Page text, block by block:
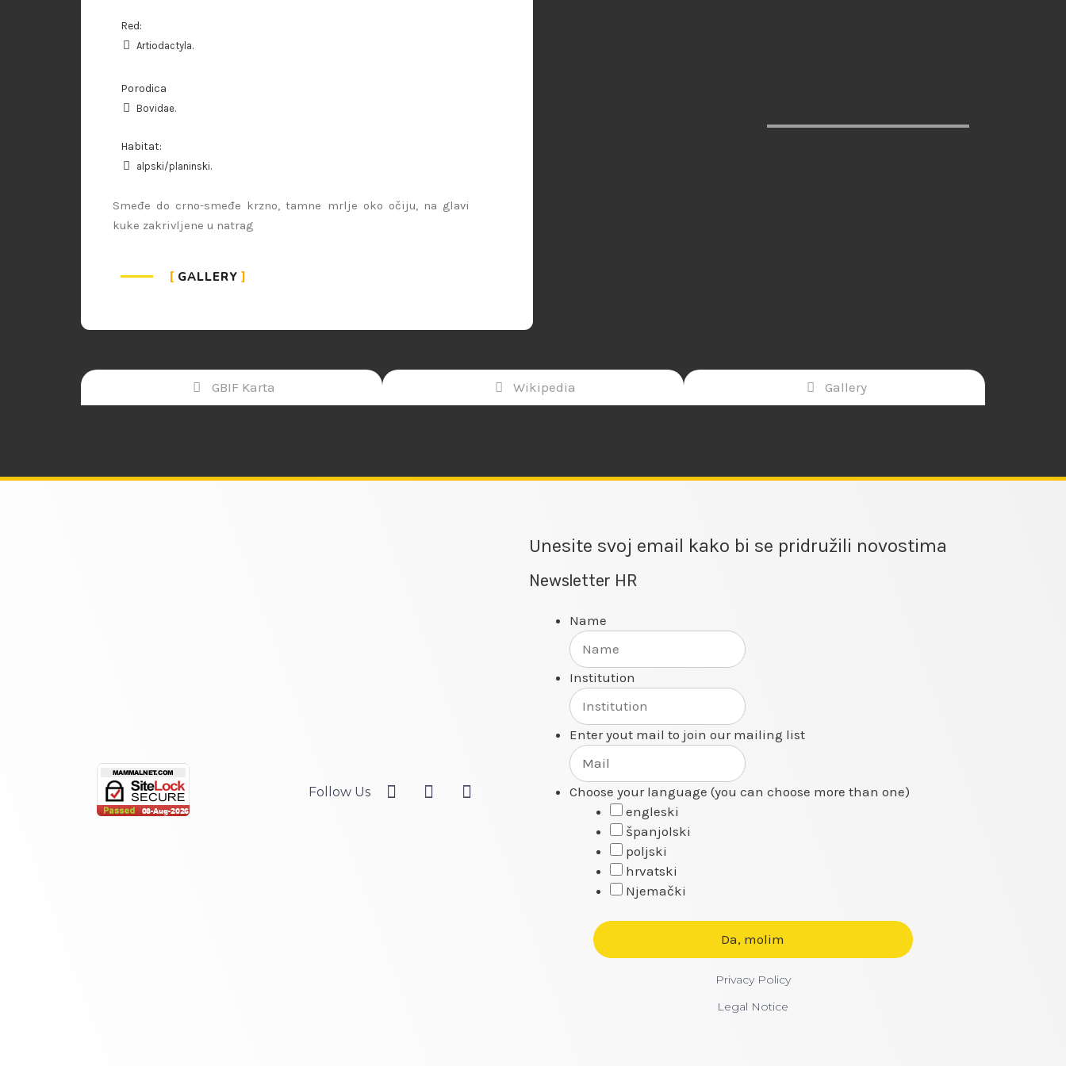
Red:
Artiodactyla.
Porodica
Bovidae.
Habitat:
alpski/planinski.
Smeđe do crno-smeđe krzno, tamne mrlje oko očiju, na glavi
kuke zakrivljene u natrag
GALLERY
GBIF Karta Wikipedia Gallery
Follow Us
Unesite svoj email kako bi se pridružili novostima
Newsletter HR
Name
Institution
Enter yout mail to join our mailing list
Choose your language (you can choose more than one)
engleski
španjolski
poljski
hrvatski
Njemački
Privacy Policy
Legal Notice